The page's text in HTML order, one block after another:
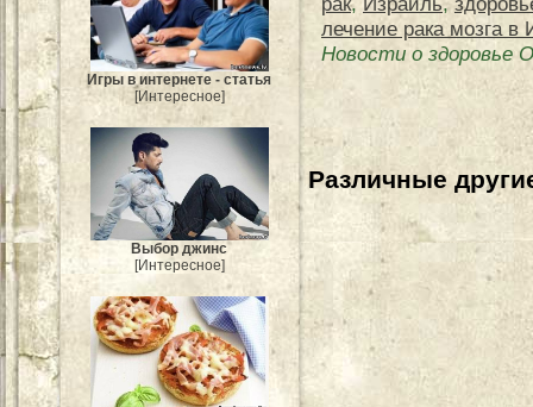
Игры в интернете - статья
[Интересное]
Выбор джинс
[Интересное]
лечение рака мозга в
Новости о здоровье
Различные